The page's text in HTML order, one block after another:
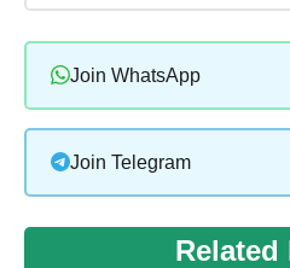
Join WhatsApp
Join Telegram
Related